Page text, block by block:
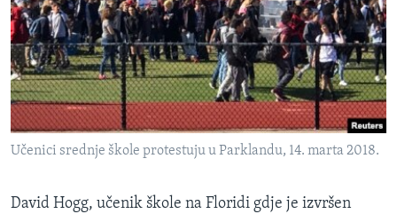
Učenici srednje škole protestuju u Parklandu, 14. marta 2018.
David Hogg, učenik škole na Floridi gdje je izvršen